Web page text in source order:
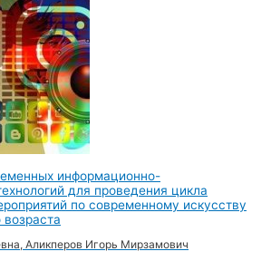
информационно-
для проведения цикла
по современному искусству
Аликперов Игорь Мирзамович